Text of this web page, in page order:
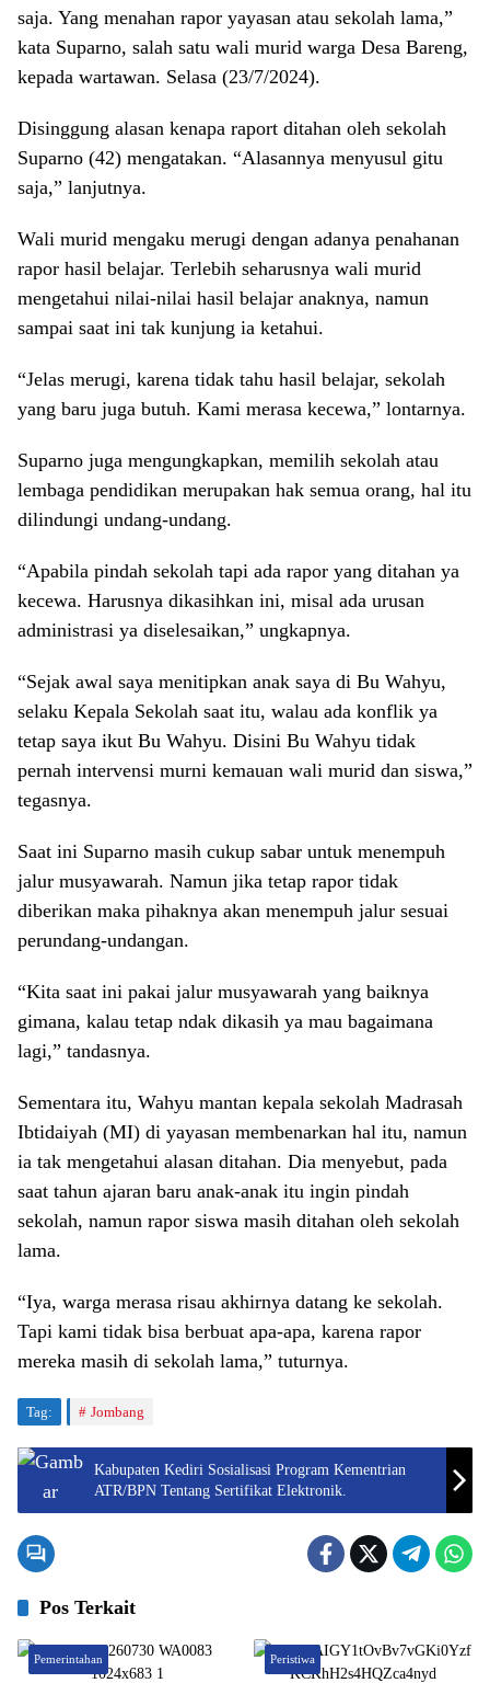
saja. Yang menahan rapor yayasan atau sekolah lama,”
kata Suparno, salah satu wali murid warga Desa Bareng,
kepada wartawan. Selasa (23/7/2024).
Disinggung alasan kenapa raport ditahan oleh sekolah
Suparno (42) mengatakan. “Alasannya menyusul gitu
saja,” lanjutnya.
Wali murid mengaku merugi dengan adanya penahanan
rapor hasil belajar. Terlebih seharusnya wali murid
mengetahui nilai-nilai hasil belajar anaknya, namun
sampai saat ini tak kunjung ia ketahui.
“Jelas merugi, karena tidak tahu hasil belajar, sekolah
yang baru juga butuh. Kami merasa kecewa,” lontarnya.
Suparno juga mengungkapkan, memilih sekolah atau
lembaga pendidikan merupakan hak semua orang, hal itu
dilindungi undang-undang.
“Apabila pindah sekolah tapi ada rapor yang ditahan ya
kecewa. Harusnya dikasihkan ini, misal ada urusan
administrasi ya diselesaikan,” ungkapnya.
“Sejak awal saya menitipkan anak saya di Bu Wahyu,
selaku Kepala Sekolah saat itu, walau ada konflik ya
tetap saya ikut Bu Wahyu. Disini Bu Wahyu tidak
pernah intervensi murni kemauan wali murid dan siswa,”
tegasnya.
Saat ini Suparno masih cukup sabar untuk menempuh
jalur musyawarah. Namun jika tetap rapor tidak
diberikan maka pihaknya akan menempuh jalur sesuai
perundang-undangan.
“Kita saat ini pakai jalur musyawarah yang baiknya
gimana, kalau tetap ndak dikasih ya mau bagaimana
lagi,” tandasnya.
Sementara itu, Wahyu mantan kepala sekolah Madrasah
Ibtidaiyah (MI) di yayasan membenarkan hal itu, namun
ia tak mengetahui alasan ditahan. Dia menyebut, pada
saat tahun ajaran baru anak-anak itu ingin pindah
sekolah, namun rapor siswa masih ditahan oleh sekolah
lama.
“Iya, warga merasa risau akhirnya datang ke sekolah.
Tapi kami tidak bisa berbuat apa-apa, karena rapor
mereka masih di sekolah lama,” tuturnya.
Tag: Jombang
Kabupaten Kediri Sosialisasi Program Kementrian
ATR/BPN Tentang Sertifikat Elektronik.
Pos Terkait
Pemerintahan Peristiwa